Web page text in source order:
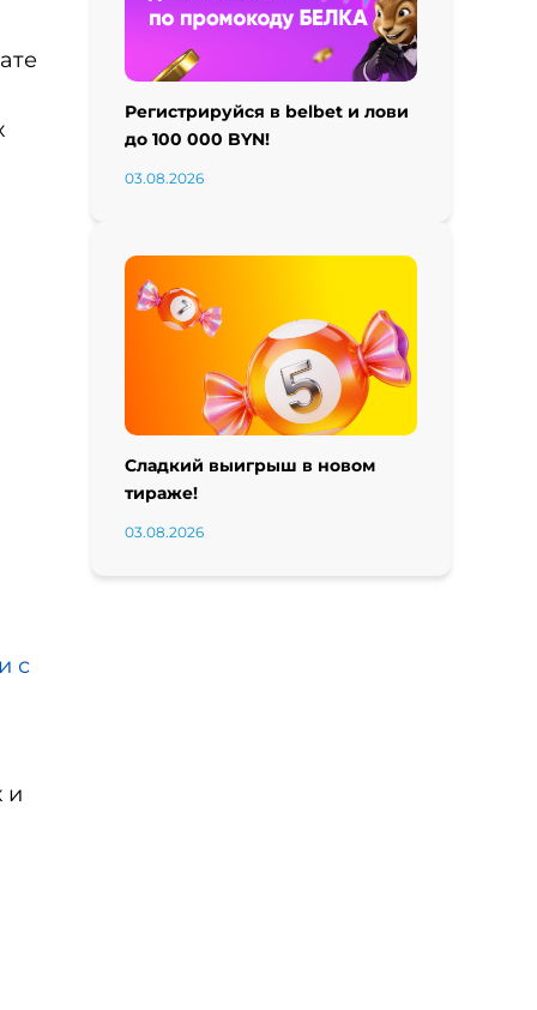
с
и
Регистрируйся в belbet и лови
до 100 000 BYN!
03.08.2026
Сладкий выигрыш в новом
тираже!
03.08.2026